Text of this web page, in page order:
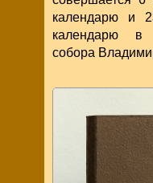
календарю и
календарю в
собора